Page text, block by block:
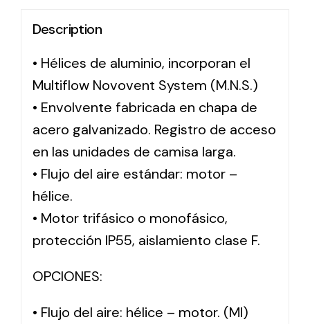
Variety of solar solutions for all kinds of needs.
Description
• Hélices de aluminio, incorporan el
Multiflow Novovent System (M.N.S.)
• Envolvente fabricada en chapa de
acero galvanizado. Registro de acceso
en las unidades de camisa larga.
• Flujo del aire estándar: motor –
hélice.
• Motor trifásico o monofásico,
protección IP55, aislamiento clase F.
OPCIONES:
• Flujo del aire: hélice – motor. (MI)